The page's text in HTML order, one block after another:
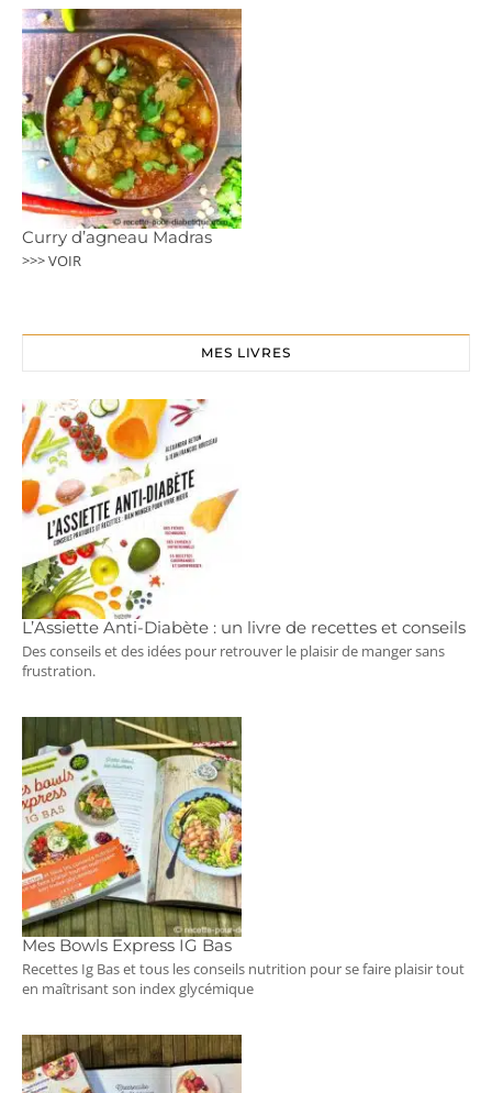
Curry d’agneau Madras
>>> VOIR
MES LIVRES
L’Assiette Anti-Diabète : un livre de recettes et conseils
Des conseils et des idées pour retrouver le plaisir de manger sans
frustration.
Mes Bowls Express IG Bas
Recettes Ig Bas et tous les conseils nutrition pour se faire plaisir tout
en maîtrisant son index glycémique